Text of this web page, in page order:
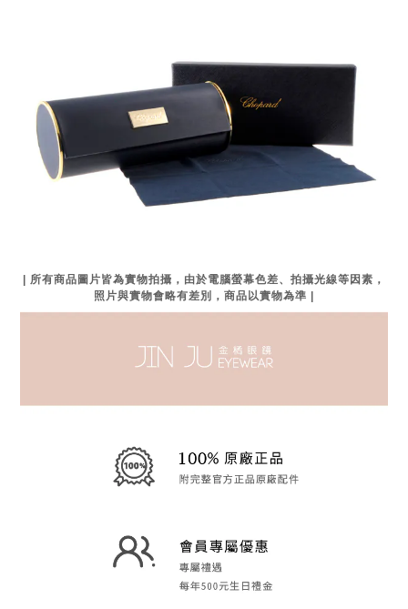
| 所有商品圖片皆為實物拍攝，由於電腦螢幕色差、拍攝光線等因素，
照片與實物會略有差別，商品以實物為準 |